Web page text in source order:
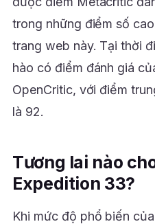
trong những điểm số
trang web này. Tại thời
hào có điểm đánh giá
OpenCritic, với điểm
là 92.
Tương lai nào
Expedition 33?
Khi mức độ phổ biến